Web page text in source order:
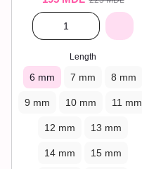
Length
6 mm 7 mm 8 mm
9 mm 10 mm 11 mm
12 mm 13 mm
14 mm 15 mm